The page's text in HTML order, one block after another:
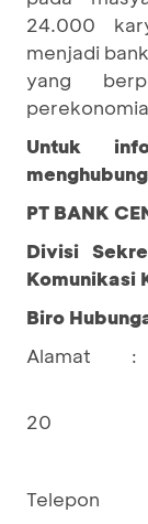
24.000
menjadi
yang
Untuk
PT BANK
Divisi
Komunikasi
Biro
Alamat
:
20
Telepon